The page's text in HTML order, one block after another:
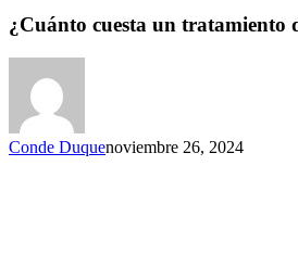
¿Cuánto cuesta un tratamiento
Conde Duquenoviembre 26, 2024